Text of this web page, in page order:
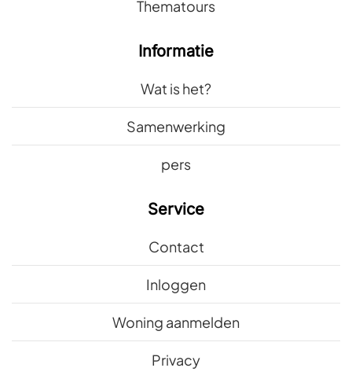
Thematours
Informatie
Wat is het?
Samenwerking
pers
Service
Contact
Inloggen
Woning aanmelden
Privacy